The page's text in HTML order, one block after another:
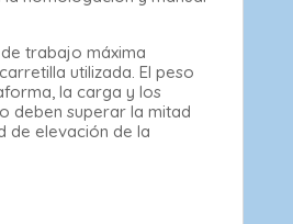
trabajo máxima
utilizada. El peso
la carga y los
deben superar la mitad
de elevación de la